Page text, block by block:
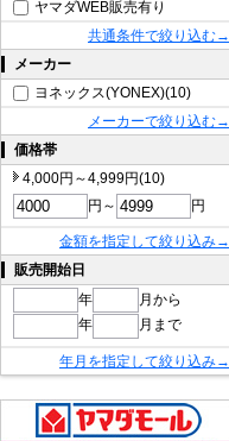
ヤマダWEB販売有り
共通条件で絞り込む→
メーカー
ヨネックス(YONEX)(10)
メーカーで絞り込む→
価格帯
4,000円～4,999円(10)
円～
円
金額を指定して絞り込み→
販売開始日
年
月から
年
月まで
年月を指定して絞り込み→